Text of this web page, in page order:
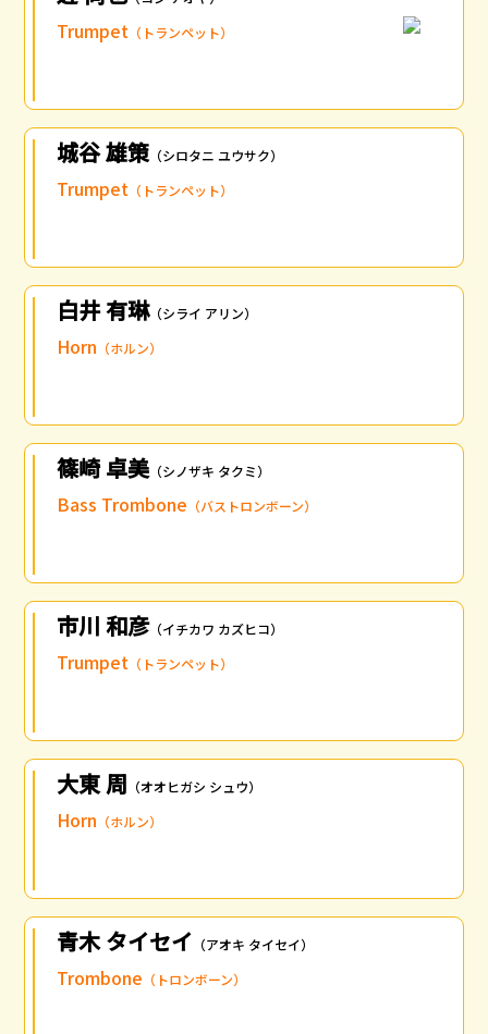
Trumpet （トランペット）
城谷 雄策（シロタニ ユウサク）
Trumpet （トランペット）
白井 有琳（シライ アリン）
Horn （ホルン）
篠崎 卓美 （シノザキ タクミ）
Bass Trombone （バストロンボーン）
市川 和彦（イチカワ カズヒコ）
Trumpet （トランペット）
大東 周 （オオヒガシ シュウ）
Horn （ホルン）
青木 タイセイ （アオキ タイセイ）
Trombone （トロンボーン）